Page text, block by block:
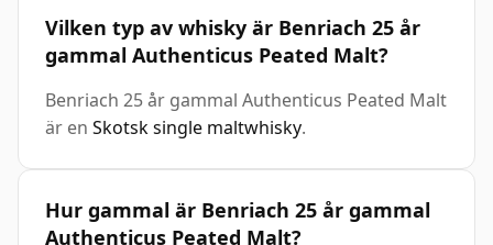
Vilken typ av whisky är Benriach 25 år
gammal Authenticus Peated Malt?
Benriach 25 år gammal Authenticus Peated Malt
är en Skotsk single maltwhisky.
Hur gammal är Benriach 25 år gammal
Authenticus Peated Malt?